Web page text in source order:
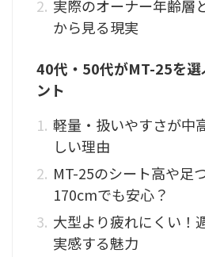
実際のオーナー年齢層
から見る現実
40代・50代がMT-25を選
ント
軽量・扱いやすさが中
しい理由
MT-25のシート高や足
170cmでも安心？
大型より疲れにくい！
実感する魅力